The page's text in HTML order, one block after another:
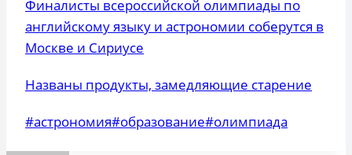
Финалисты всероссийской олимпиады по
английскому языку и астрономии соберутся в
Москве и Сириусе
Названы продукты, замедляющие старение
Метки
#астрономия#образование#олимпиада